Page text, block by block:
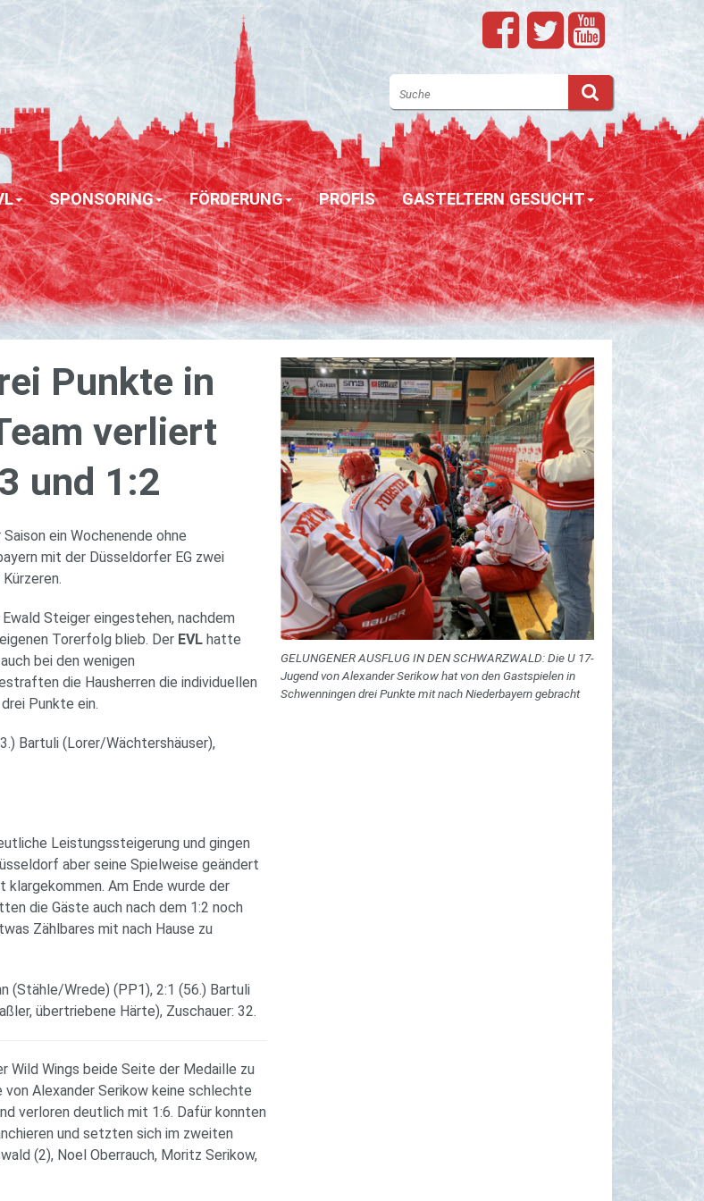
SPONSORING FÖRDERUNG PROFIS GASTELTERN GESUCHT
Punk­te in
ver­liert
und 1:2
ein Wochenende ohne
mit der Düsseldorfer EG zwei
Steiger eingestehen, nachdem
Torerfolg blieb. Der EVL hatte
bei den wenigen
die Hausherren die individuellen
Punkte ein.
Bartuli (Lorer/Wächtershäuser),
Leistungssteigerung und gingen
aber seine Spielweise geändert
Am Ende wurde der
die Gäste auch nach dem 1:2 noch
Zählbares mit nach Hause zu
(Stähle/Wrede) (PP1), 2:1 (56.) Bartuli
übertriebene Härte), Zuschauer: 32.
Wild Wings beide Seite der Medaille zu
Alexander Serikow keine schlechte
verloren deutlich mit 1:6. Dafür konnten
und setzten sich im zweiten
(2), Noel Oberrauch, Moritz Serikow,
GELUNGENER AUSFLUG IN DEN SCHWARZWALD: Die U 17-
Jugend von Alexander Serikow hat von den Gastspielen in
Schwenningen drei Punkte mit nach Niederbayern gebracht